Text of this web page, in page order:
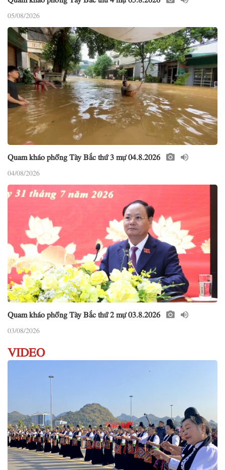
05/08/2026
Quam kháo phổng Tày Bắc thứ 3 mự 04.8.2026
04/08/2026
Quam kháo phổng Tày Bắc thứ 2 mự 03.8.2026
03/08/2026
VIDEO